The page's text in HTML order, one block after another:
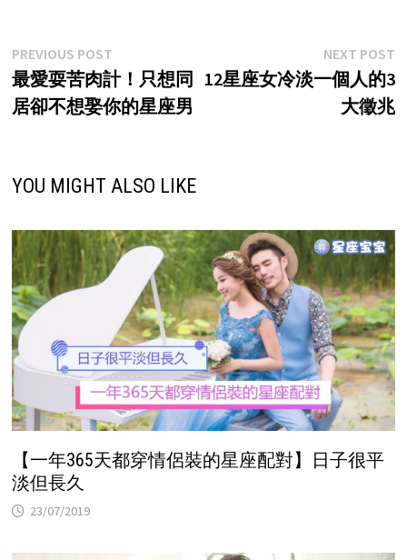
Post
navigation
PREVIOUS POSTPrevious
post:
最愛耍苦肉計！只想同
居卻不想娶你的星座男
NEXT POST
12星座女冷淡一個人的3
大徵兆
YOU MIGHT ALSO LIKE
【一年365天都穿情侶裝的星座配對】日子很平
淡但長久
23/07/2019